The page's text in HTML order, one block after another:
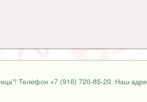
Телефон +7 (916) 720-85-20. Наш